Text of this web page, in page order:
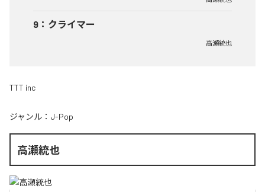
9 ： クライマー
高瀬統也
TTT inc
ジャンル： J-Pop
高瀬統也